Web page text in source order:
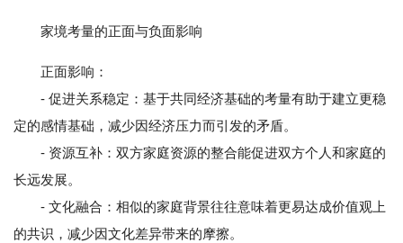
家境考量的正面与负面影响
正面影响：
- 促进关系稳定：基于共同经济基础的考量有助于建立更稳
定的感情基础，减少因经济压力而引发的矛盾。
- 资源互补：双方家庭资源的整合能促进双方个人和家庭的
长远发展。
- 文化融合：相似的家庭背景往往意味着更易达成价值观上
的共识，减少因文化差异带来的摩擦。